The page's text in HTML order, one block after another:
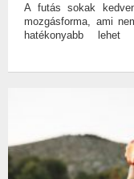
A futás sokak
mozgásforma, ami
hatékonyabb